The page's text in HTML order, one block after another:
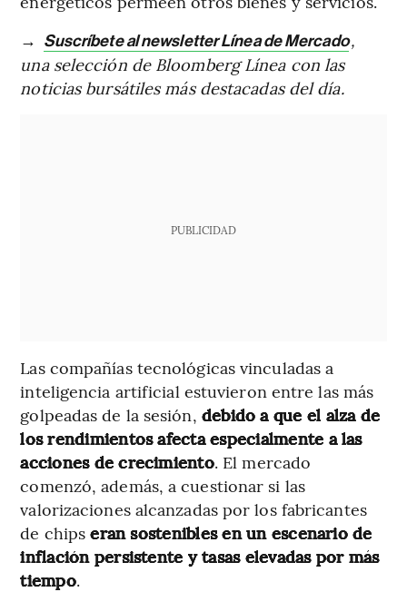
→ Suscríbete al newsletter Línea de Mercado,
una selección de Bloomberg Línea con las
noticias bursátiles más destacadas del día.
PUBLICIDAD
Las compañías tecnológicas vinculadas a
inteligencia artificial estuvieron entre las más
golpeadas de la sesión, debido a que el alza de
los rendimientos afecta especialmente a las
acciones de crecimiento. El mercado
comenzó, además, a cuestionar si las
valorizaciones alcanzadas por los fabricantes
de chipseran sostenibles en un escenario de
inflación persistente y tasas elevadas por más
tiempo.